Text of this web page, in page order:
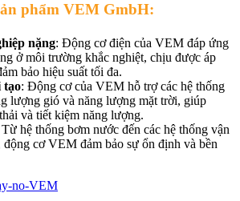
phẩm VEM GmbH:
nặng: Động cơ điện của VEM đáp ứng
ở môi trường khắc nghiệt, chịu được áp
bảo hiệu suất tối đa.
tạo: Động cơ của VEM hỗ trợ các hệ thống
lượng gió và năng lượng mặt trời, giúp
và tiết kiệm năng lượng.
Từ hệ thống bơm nước đến các hệ thống vận
cơ VEM đảm bảo sự ổn định và bền